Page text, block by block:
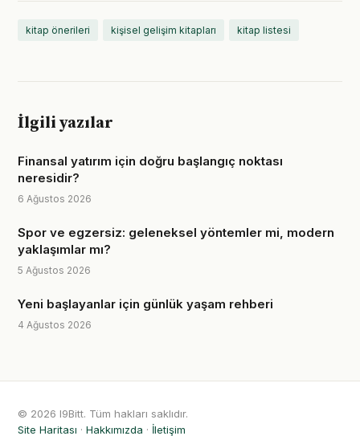
kitap önerileri kişisel gelişim kitapları kitap listesi
İlgili yazılar
Finansal yatırım için doğru başlangıç noktası
neresidir?
6 Ağustos 2026
Spor ve egzersiz: geleneksel yöntemler mi, modern
yaklaşımlar mı?
5 Ağustos 2026
Yeni başlayanlar için günlük yaşam rehberi
4 Ağustos 2026
© 2026 I9Bitt. Tüm hakları saklıdır.
Site Haritası · Hakkımızda · İletişim